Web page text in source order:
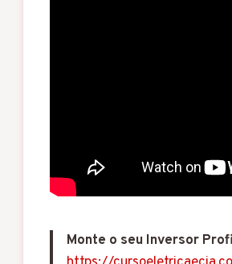
Monte o seu Inversor